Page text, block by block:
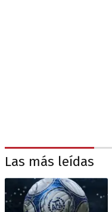
Las más leídas